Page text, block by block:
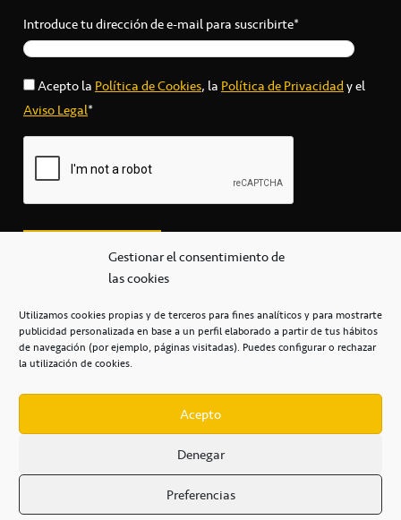
Gestionar el consentimiento de
las cookies
Utilizamos cookies propias y de terceros para fines analíticos y para mostrarte
publicidad personalizada en base a un perfil elaborado a partir de tus hábitos
de navegación (por ejemplo, páginas visitadas). Puedes configurar o rechazar
la utilización de cookies.
Acepto
Denegar
Preferencias
Introduce tu dirección de e-mail para suscribirte*
Acepto laPolítica de Cookies, laPolítica de Privacidady el
Aviso Legal*
secretaria@cbcanarias.es
+34 922 253 684
Casa del Deporte / 38108 – La Laguna
POLÍTICA DE PRIVACIDAD / POLÍTICA DE COOKIES /
AVISO LEGAL / CONDICIONES